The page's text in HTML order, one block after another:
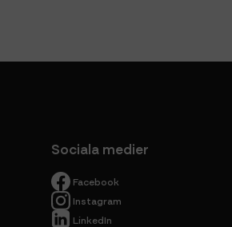
Sociala medier
Facebook
Instagram
LinkedIn